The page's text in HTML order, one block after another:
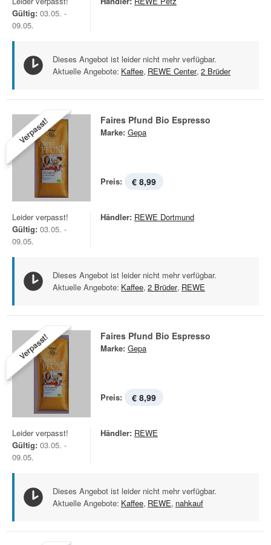
Gültig: 03.05. -
09.05.
Dieses Angebot ist leider nicht mehr verfügbar.
Aktuelle Angebote: Kaffee, REWE Center, 2 Brüder
Verpasst! Faires Pfund Bio Espresso
Marke: Gepa
Preis: € 8,99
Leider verpasst!
Gültig: 03.05. -
09.05.
Händler: REWE Dortmund
Dieses Angebot ist leider nicht mehr verfügbar.
Aktuelle Angebote: Kaffee, 2 Brüder, REWE
Verpasst! Faires Pfund Bio Espresso
Marke: Gepa
Preis: € 8,99
Leider verpasst!
Gültig: 03.05. -
09.05.
Händler: REWE
Dieses Angebot ist leider nicht mehr verfügbar.
Aktuelle Angebote: Kaffee, REWE, nahkauf